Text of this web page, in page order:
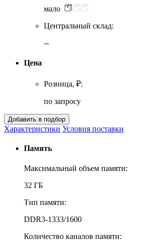
мало
Центральный склад:
--
Цена
Розница, ₽:
по запросу
Характеристики Условия поставки
Память
Максимальный объем памяти:
32 ГБ
Тип памяти:
DDR3-1333/1600
Количество каналов памяти: